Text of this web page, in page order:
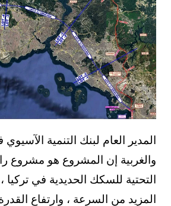
المدير العام لبنك التنمية
والغربية إن المشروع هو مشروع
التحتية للسكك الحديدية في
المزيد من السرعة ، وارتفاع